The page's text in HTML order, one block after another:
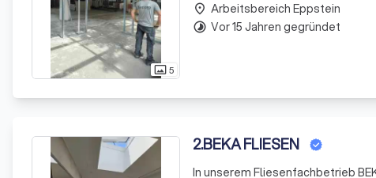
photo_size_select_actual5
Unser
place Arbeitsbereich Eppstein
timelapse Vor 15 Jahren gegründet
2.BEKA FLIESEN
In unserem Fliesenfachbetrieb